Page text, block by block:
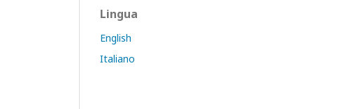
Lingua
English
Italiano